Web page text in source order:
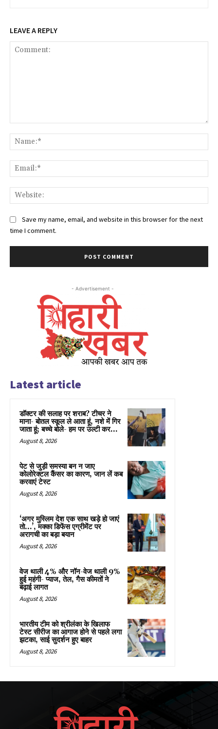
LEAVE A REPLY
Save my name, email, and website in this browser for the next
time I comment.
- Advertisement -
Latest article
डॉक्टर की सलाह पर शराब? टीचर ने
माना- बोतल स्कूल ले आता हूं, नशे में गिर
जाता हूं; बच्चे बोले- हम पर उल्टी कर...
August 8, 2026
पेट से जुड़ी समस्या बन न जाए
कोलोरेक्टल कैंसर का कारण, जान लें कब
करवाएं टेस्ट
August 8, 2026
‘अगर मुस्लिम देश एक साथ खड़े हो जाएं
तो…’, मक्का डिफेंस एग्रीमेंट पर
अरागची का बड़ा बयान
August 8, 2026
वेज थाली 4% और नॉन-वेज थाली 9%
हुई महंगी- प्याज, तेल, गैस कीमतों ने
बढ़ाई लागत
August 8, 2026
भारतीय टीम को श्रीलंका के खिलाफ
टेस्ट सीरीज का आगाज होने से पहले लगा
झटका, साई सुदर्शन हुए बाहर
August 8, 2026